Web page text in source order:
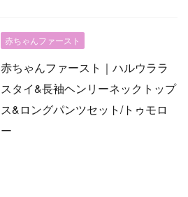
赤ちゃんファースト
赤ちゃんファースト｜ハルウララ
スタイ&長袖ヘンリーネックトップ
ス&ロングパンツセット/トゥモロ
ー